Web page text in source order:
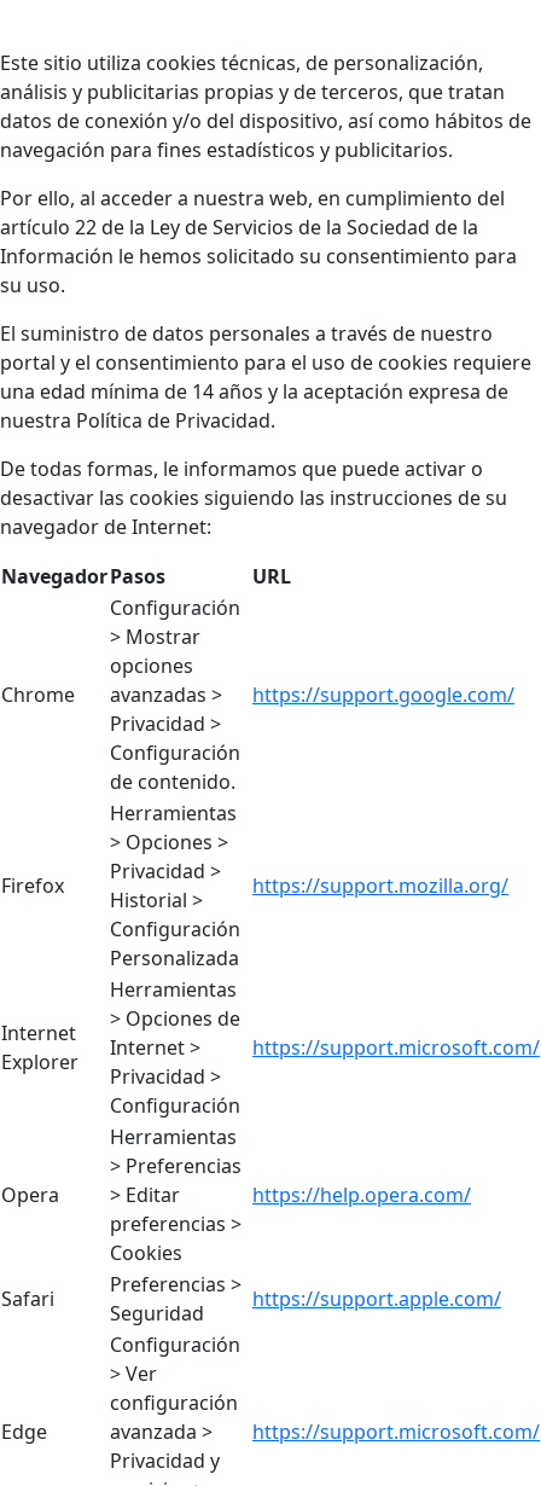
Este sitio utiliza cookies técnicas, de personalización,
análisis y publicitarias propias y de terceros, que tratan
datos de conexión y/o del dispositivo, así como hábitos de
navegación para fines estadísticos y publicitarios.
Por ello, al acceder a nuestra web, en cumplimiento del
artículo 22 de la Ley de Servicios de la Sociedad de la
Información le hemos solicitado su consentimiento para
su uso.
El suministro de datos personales a través de nuestro
portal y el consentimiento para el uso de cookies requiere
una edad mínima de 14 años y la aceptación expresa de
nuestra Política de Privacidad.
De todas formas, le informamos que puede activar o
desactivar las cookies siguiendo las instrucciones de su
navegador de Internet:
NavegadorPasos URL
Chrome
Configuración
> Mostrar
opciones
avanzadas >
Privacidad >
Configuración
de contenido.
https://support.google.com/
Firefox
Herramientas
> Opciones >
Privacidad >
Historial >
Configuración
Personalizada
https://support.mozilla.org/
Internet
Explorer
Herramientas
> Opciones de
Internet >
Privacidad >
Configuración
https://support.microsoft.com/
Opera
Herramientas
> Preferencias
> Editar
preferencias >
Cookies
https://help.opera.com/
Safari
Preferencias >
Seguridad
https://support.apple.com/
Edge
Configuración
> Ver
configuración
avanzada >
Privacidad y
https://support.microsoft.com/